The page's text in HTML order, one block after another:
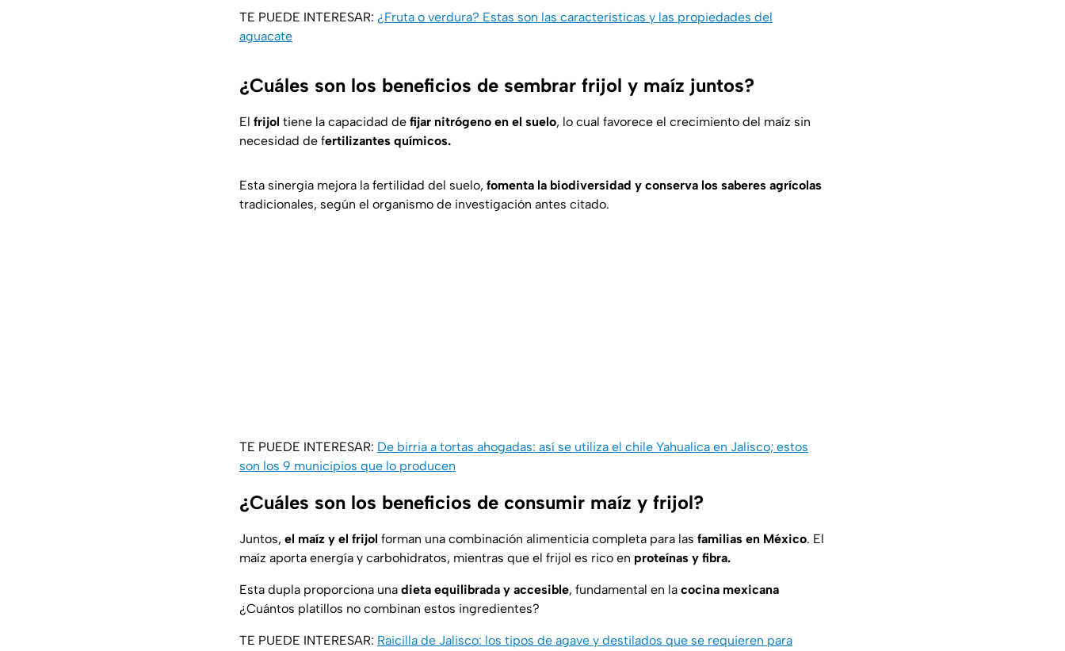
TE PUEDE INTERESAR: ¿Fruta o verdura? Estas son las características y las propiedades del
aguacate
¿Cuáles son los beneficios de sembrar frijol y maíz juntos?
El frijol tiene la capacidad de fijar nitrógeno en el suelo, lo cual favorece el crecimiento del maíz sin
necesidad de fertilizantes químicos.
Esta sinergia mejora la fertilidad del suelo, fomenta la biodiversidad y conserva los saberes agrícolas
tradicionales, según el organismo de investigación antes citado.
TE PUEDE INTERESAR: De birria a tortas ahogadas: así se utiliza el chile Yahualica en Jalisco; estos
son los 9 municipios que lo producen
¿Cuáles son los beneficios de consumir maíz y frijol?
Juntos, el maíz y el frijol forman una combinación alimenticia completa para las familias en México. El
maíz aporta energía y carbohidratos, mientras que el frijol es rico en proteínas y fibra.
Esta dupla proporciona una dieta equilibrada y accesible, fundamental en la cocina mexicana
¿Cuántos platillos no combinan estos ingredientes?
TE PUEDE INTERESAR: Raicilla de Jalisco: los tipos de agave y destilados que se requieren para